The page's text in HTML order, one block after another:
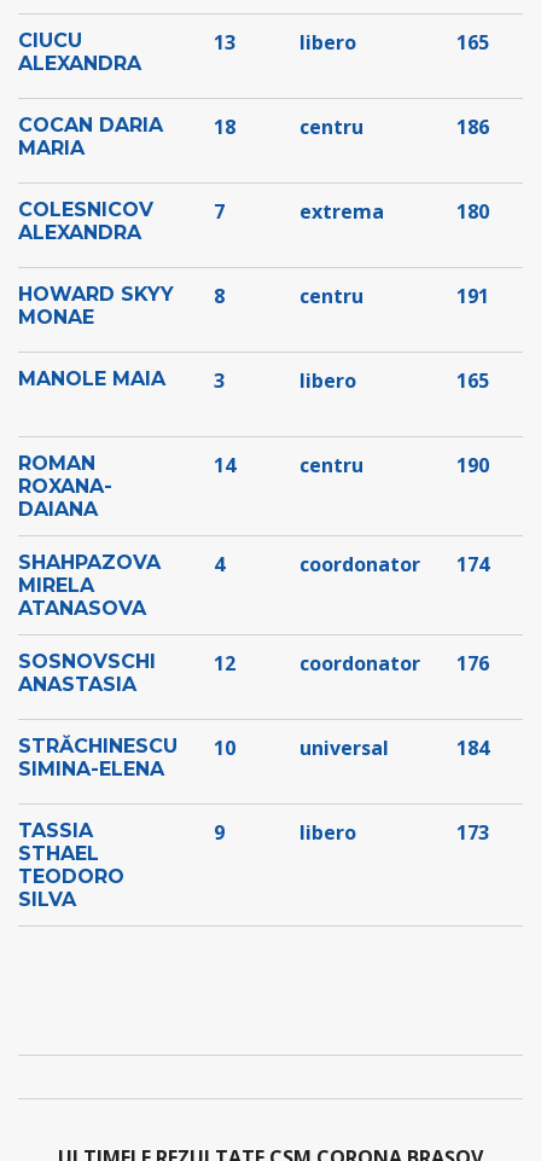
CIUCU
ALEXANDRA
13 libero 165
COCAN DARIA
MARIA
18 centru 186
COLESNICOV
ALEXANDRA
7 extrema 180
HOWARD SKYY
MONAE
8 centru 191
MANOLE MAIA 3 libero 165
ROMAN
ROXANA-
DAIANA
14 centru 190
SHAHPAZOVA
MIRELA
ATANASOVA
4 coordonator 174
SOSNOVSCHI
ANASTASIA
12 coordonator 176
STRĂCHINESCU
SIMINA-ELENA
10 universal 184
TASSIA
STHAEL
TEODORO
SILVA
9 libero 173